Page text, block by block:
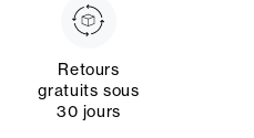
Retours
gratuits sous
30 jours